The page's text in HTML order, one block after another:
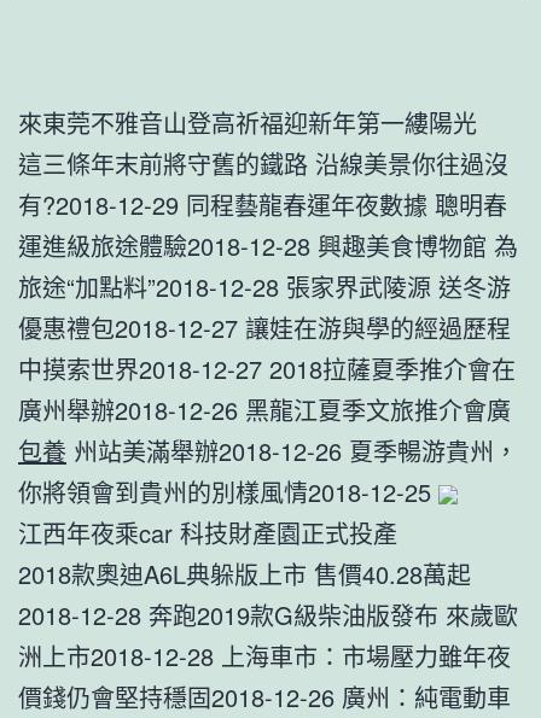
來東莞不雅音山登高祈福迎新年第一縷陽光
這三條年末前將守舊的鐵路 沿線美景你往過沒
有?2018-12-29 同程藝龍春運年夜數據 聰明春
運進級旅途體驗2018-12-28 興趣美食博物館 為
旅途“加點料”2018-12-28 張家界武陵源 送冬游
優惠禮包2018-12-27 讓娃在游與學的經過歷程
中摸索世界2018-12-27 2018拉薩夏季推介會在
廣州舉辦2018-12-26 黑龍江夏季文旅推介會廣
包養 州站美滿舉辦2018-12-26 夏季暢游貴州，
你將領會到貴州的別樣風情2018-12-25
江西年夜乘car 科技財產園正式投產
2018款奧迪A6L典躲版上市 售價40.28萬起
2018-12-28 奔跑2019款G級柴油版發布 來歲歐
洲上市2018-12-28 上海車市：市場壓力雖年夜
價錢仍會堅持穩固2018-12-26 廣州：純電動車